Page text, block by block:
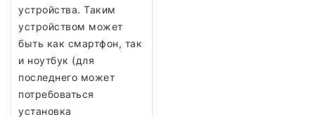
устройства. Таким
устройством может
быть как смартфон, так
и ноутбук (для
последнего может
потребоваться
установка